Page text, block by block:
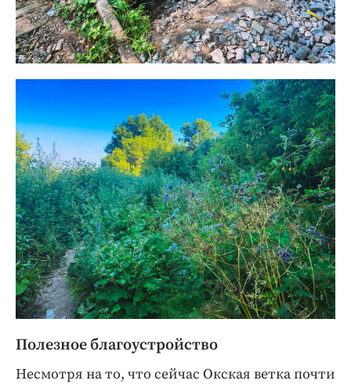
Полезное благоустройство
Несмотря на то, что сейчас Окская ветка почти